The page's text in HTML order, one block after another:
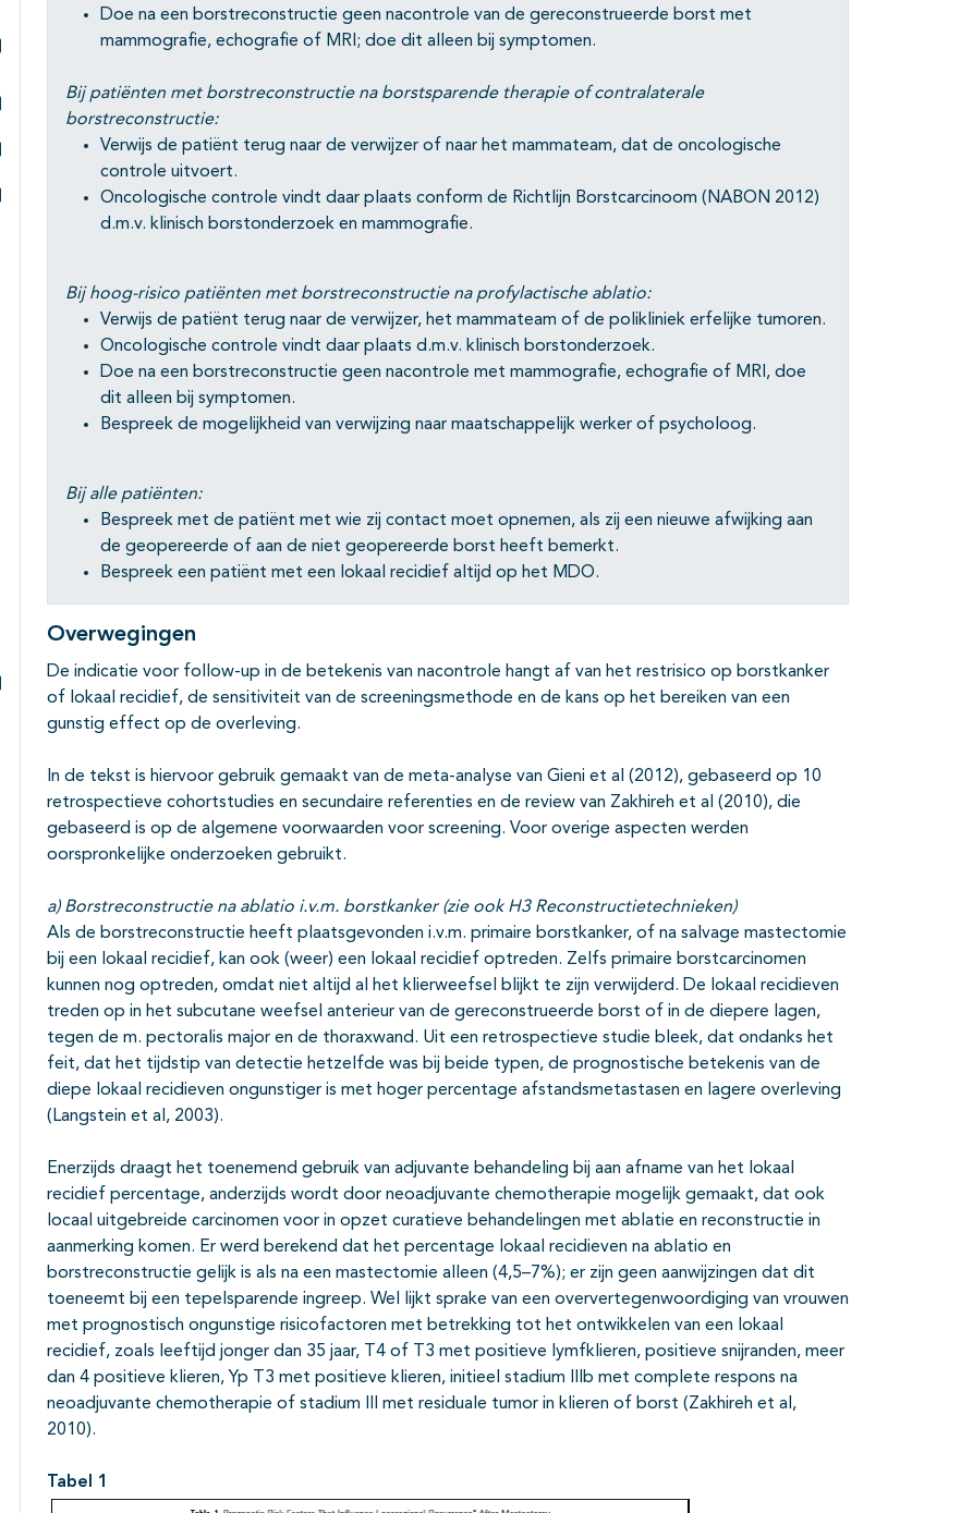
Subpagina's open- en dichtklappen
Subpagina's open- en dichtklappen
Subpagina's open- en dichtklappen
Subpagina's open- en dichtklappen
Subpagina's open- en dichtklappen
Doe na een borstreconstructie geen nacontrole van de gereconstrueerde borst met
mammografie, echografie of MRI; doe dit alleen bij symptomen.
Bij patiënten met borstreconstructie na borstsparende therapie of contralaterale
borstreconstructie:
Verwijs de patiënt terug naar de verwijzer of naar het mammateam, dat de oncologische
controle uitvoert.
Oncologische controle vindt daar plaats conform de Richtlijn Borstcarcinoom (NABON 2012)
d.m.v. klinisch borstonderzoek en mammografie.
Bij hoog-risico patiënten met borstreconstructie na profylactische ablatio:
Verwijs de patiënt terug naar de verwijzer, het mammateam of de polikliniek erfelijke tumoren.
Oncologische controle vindt daar plaats d.m.v. klinisch borstonderzoek.
Doe na een borstreconstructie geen nacontrole met mammografie, echografie of MRI, doe
dit alleen bij symptomen.
Bespreek de mogelijkheid van verwijzing naar maatschappelijk werker of psycholoog.
Bij alle patiënten:
Bespreek met de patiënt met wie zij contact moet opnemen, als zij een nieuwe afwijking aan
de geopereerde of aan de niet geopereerde borst heeft bemerkt.
Bespreek een patiënt met een lokaal recidief altijd op het MDO.
Overwegingen
De indicatie voor follow-up in de betekenis van nacontrole hangt af van het restrisico op borstkanker
of lokaal recidief, de sensitiviteit van de screeningsmethode en de kans op het bereiken van een
gunstig effect op de overleving.
In de tekst is hiervoor gebruik gemaakt van de meta-analyse van Gieni et al (2012), gebaseerd op 10
retrospectieve cohortstudies en secundaire referenties en de review van Zakhireh et al (2010), die
gebaseerd is op de algemene voorwaarden voor screening. Voor overige aspecten werden
oorspronkelijke onderzoeken gebruikt.
a) Borstreconstructie na ablatio i.v.m. borstkanker (zie ook H3 Reconstructietechnieken)
Als de borstreconstructie heeft plaatsgevonden i.v.m. primaire borstkanker, of na salvage mastectomie
bij een lokaal recidief, kan ook (weer) een lokaal recidief optreden. Zelfs primaire borstcarcinomen
kunnen nog optreden, omdat niet altijd al het klierweefsel blijkt te zijn verwijderd. De lokaal recidieven
treden op in het subcutane weefsel anterieur van de gereconstrueerde borst of in de diepere lagen,
tegen de m. pectoralis major en de thoraxwand. Uit een retrospectieve studie bleek, dat ondanks het
feit, dat het tijdstip van detectie hetzelfde was bij beide typen, de prognostische betekenis van de
diepe lokaal recidieven ongunstiger is met hoger percentage afstandsmetastasen en lagere overleving
(Langstein et al, 2003).
Enerzijds draagt het toenemend gebruik van adjuvante behandeling bij aan afname van het lokaal
recidief percentage, anderzijds wordt door neoadjuvante chemotherapie mogelijk gemaakt, dat ook
locaal uitgebreide carcinomen voor in opzet curatieve behandelingen met ablatie en reconstructie in
aanmerking komen. Er werd berekend dat het percentage lokaal recidieven na ablatio en
borstreconstructie gelijk is als na een mastectomie alleen (4,5–7%); er zijn geen aanwijzingen dat dit
toeneemt bij een tepelsparende ingreep. Wel lijkt sprake van een oververtegenwoordiging van vrouwen
met prognostisch ongunstige risicofactoren met betrekking tot het ontwikkelen van een lokaal
recidief, zoals leeftijd jonger dan 35 jaar, T4 of T3 met positieve lymfklieren, positieve snijranden, meer
dan 4 positieve klieren, Yp T3 met positieve klieren, initieel stadium IIIb met complete respons na
neoadjuvante chemotherapie of stadium III met residuale tumor in klieren of borst (Zakhireh et al,
2010).
Tabel 1